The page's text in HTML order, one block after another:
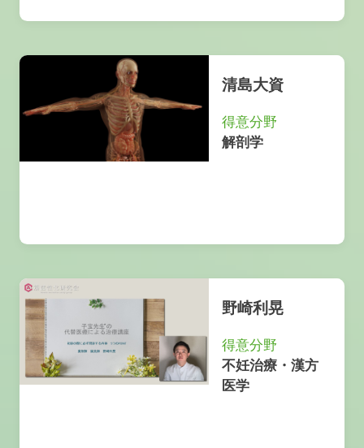
清島大資
得意分野
解剖学
野崎利晃
得意分野
不妊治療・漢方
医学